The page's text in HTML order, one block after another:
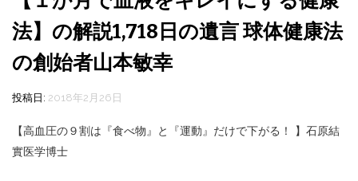
法】の解説1,718日の遺言 球体健康法
の創始者山本敏幸
投稿日: 2018年2月26日
【高血圧の９割は『食べ物』と『運動』だけで下がる！ 】石原結
實医学博士